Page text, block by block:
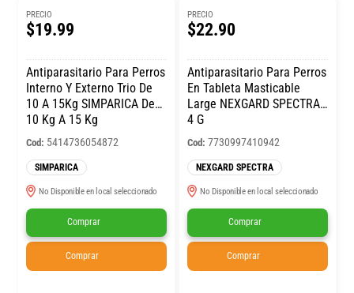
PRECIO
$19.99
Antiparasitario Para Perros
Interno Y Externo Trio De
10 A 15Kg SIMPARICA De
10 Kg A 15 Kg
Cod: 5414736054872
SIMPARICA
No Disponible en local seleccionado
Comprar
Comprar
PRECIO
$22.90
Antiparasitario Para Perros
En Tableta Masticable
Large NEXGARD SPECTRA
4 G
Cod: 7730997410942
NEXGARD SPECTRA
No Disponible en local seleccionado
Comprar
Comprar